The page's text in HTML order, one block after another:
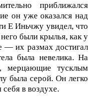
приближался
он уже оказался над
Е Иньчжу увидел, что
были крылья, как у
— их размах достигал
была невелика. На
мерцающие тусклым
была серой. Он легко
в воздухе.